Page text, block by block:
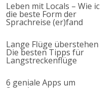
Leben mit Locals – Wie
die beste Form der
Sprachreise (er)fand
Lange Flüge überstehen
Die besten Tipps für
Langstreckenflüge
6 geniale Apps um